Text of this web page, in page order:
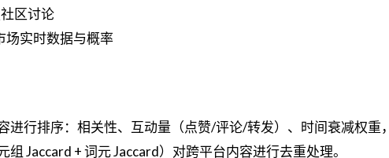
区讨论
场实时数据与概率
进行排序：相关性、互动量（点赞/评论/转发）、时间衰减权重
组 Jaccard + 词元 Jaccard）对跨平台内容进行去重处理。